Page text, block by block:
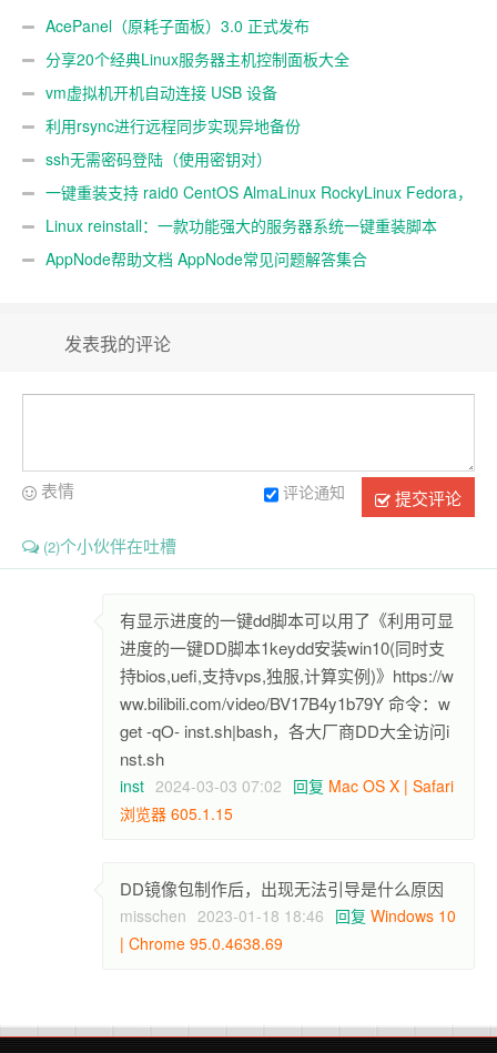
AcePanel（原耗子面板）3.0 正式发布
分享20个经典Linux服务器主机控制面板大全
vm虚拟机开机自动连接 USB 设备
利用rsync进行远程同步实现异地备份
ssh无需密码登陆（使用密钥对）
一键重装支持 raid0 CentOS AlmaLinux RockyLinux Fedora，
不同系统互装
Linux reinstall：一款功能强大的服务器系统一键重装脚本
AppNode帮助文档 AppNode常见问题解答集合
发表我的评论
提交评论
评论通知
表情
(2)个小伙伴在吐槽
有显示进度的一键dd脚本可以用了《利用可显
进度的一键DD脚本1keydd安装win10(同时支
持bios,uefi,支持vps,独服,计算实例)》https://w
ww.bilibili.com/video/BV17B4y1b79Y 命令：w
get -qO- inst.sh|bash，各大厂商DD大全访问i
nst.sh
inst 2024-03-03 07:02 回复 Mac OS X | Safari
浏览器 605.1.15
DD镜像包制作后，出现无法引导是什么原因
misschen 2023-01-18 18:46 回复 Windows 10
| Chrome 95.0.4638.69